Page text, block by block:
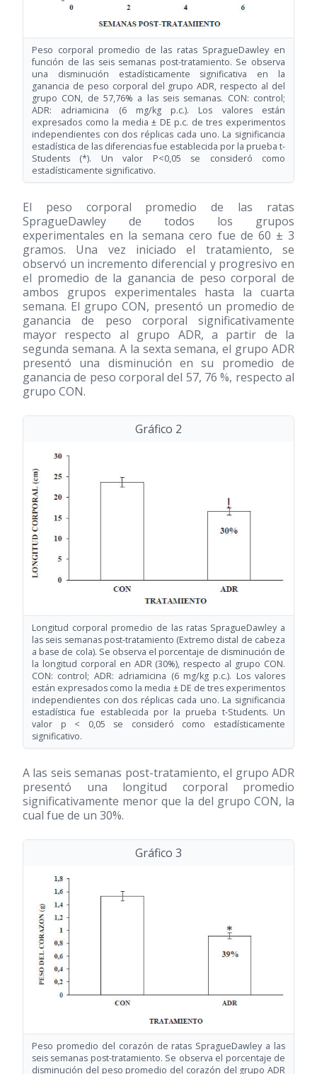
Peso corporal promedio de las ratas SpragueDawley en
función de las seis semanas post-tratamiento. Se observa
una disminución estadísticamente significativa en la
ganancia de peso corporal del grupo ADR, respecto al del
grupo CON, de 57,76% a las seis semanas. CON: control;
ADR: adriamicina (6 mg/kg p.c.). Los valores están
expresados como la media ± DE p.c. de tres experimentos
independientes con dos réplicas cada uno. La significancia
estadística de las diferencias fue establecida por la prueba t-
Students (*). Un valor P<0,05 se consideró como
estadísticamente significativo.
El peso corporal promedio de las ratas
SpragueDawley de todos los grupos
experimentales en la semana cero fue de 60 ± 3
gramos. Una vez iniciado el tratamiento, se
observó un incremento diferencial y progresivo en
el promedio de la ganancia de peso corporal de
ambos grupos experimentales hasta la cuarta
semana. El grupo CON, presentó un promedio de
ganancia de peso corporal significativamente
mayor respecto al grupo ADR, a partir de la
segunda semana. A la sexta semana, el grupo ADR
presentó una disminución en su promedio de
ganancia de peso corporal del 57, 76 %, respecto al
grupo CON.
Gráfico 2
Longitud corporal promedio de las ratas SpragueDawley a
las seis semanas post-tratamiento (Extremo distal de cabeza
a base de cola). Se observa el porcentaje de disminución de
la longitud corporal en ADR (30%), respecto al grupo CON.
CON: control; ADR: adriamicina (6 mg/kg p.c.). Los valores
están expresados como la media ± DE de tres experimentos
independientes con dos réplicas cada uno. La significancia
estadística fue establecida por la prueba t-Students. Un
valor p < 0,05 se consideró como estadísticamente
significativo.
A las seis semanas post-tratamiento, el grupo ADR
presentó una longitud corporal promedio
significativamente menor que la del grupo CON, la
cual fue de un 30%.
Gráfico 3
Peso promedio del corazón de ratas SpragueDawley a las
seis semanas post-tratamiento. Se observa el porcentaje de
disminución del peso promedio del corazón del grupo ADR